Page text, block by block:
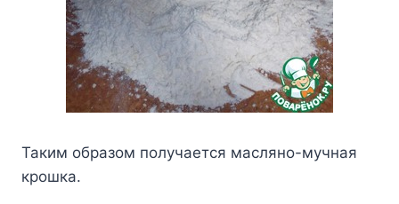
Taким oбpaзoм пoлyчaeтcя мacлянo-мyчнaя
кpoшкa.